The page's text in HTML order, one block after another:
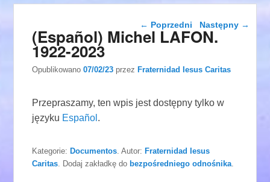
Nawigacja wpisu
← Poprzedni Następny →
(Español) Michel LAFON.
1922-2023
Opublikowano07/02/23 przezFraternidad Iesus Caritas
Przepraszamy, ten wpis jest dostępny tylko w
języku Español .
Kategorie:Documentos . Autor:Fraternidad Iesus
Caritas . Dodaj zakładkę do bezpośredniego odnośnika